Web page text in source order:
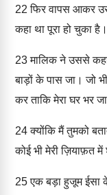
22 फिर वापस आकर
कहा था पूरा हो चुका
23मालिक ने उससे
बाड़ों के पास जा। जो
कर ताकि मेरा घर भर
24क्योंकि मैं तुमको
कोई भी मेरी ज़ियाफ़त
25एक बड़ा हुजूम ईसा